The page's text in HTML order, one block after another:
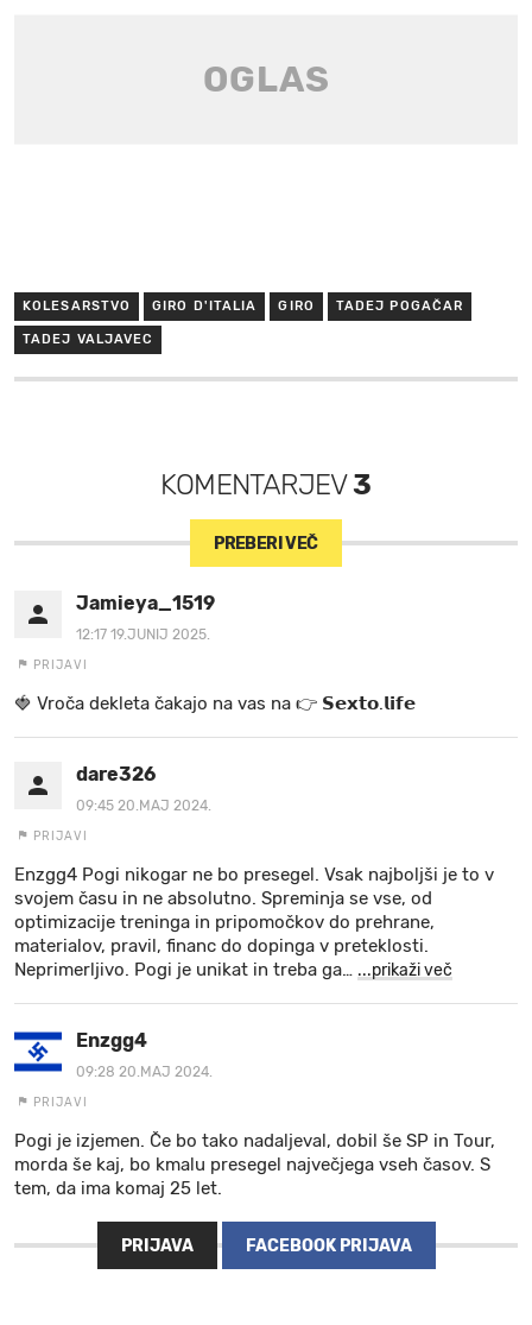
KOLESARSTVO GIRO D'ITALIA GIRO TADEJ POGAČAR
TADEJ VALJAVEC
KOMENTARJEV3
PREBERI VEČ
Jamieya_1519
12:17 19.JUNIJ 2025.
PRIJAVI
🍓 V r o č a d e k l e t a ča k a jo na va s n a 👉 𝗦𝗲𝘅𝘁𝗼.𝗹𝗶𝗳𝗲
dare326
09:45 20.MAJ 2024.
PRIJAVI
Enzgg4 Pogi nikogar ne bo presegel. Vsak najboljši je to v
svojem času in ne absolutno. Spreminja se vse, od
optimizacije treninga in pripomočkov do prehrane,
materialov, pravil, financ do dopinga v preteklosti.
Neprimerljivo. Pogi je unikat in treba ga… ...prikaži več
Enzgg4
09:28 20.MAJ 2024.
PRIJAVI
Pogi je izjemen. Če bo tako nadaljeval, dobil še SP in Tour,
morda še kaj, bo kmalu presegel največjega vseh časov. S
tem, da ima komaj 25 let.
PRIJAVA FACEBOOK PRIJAVA